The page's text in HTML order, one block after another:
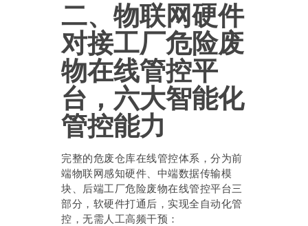
二、物联网硬件
对接工厂危险废
物在线管控平
台，六大智能化
管控能力
完整的危废仓库在线管控体系，分为前
端物联网感知硬件、中端数据传输模
块、后端工厂危险废物在线管控平台三
部分，软硬件打通后，实现全自动化管
控，无需人工高频干预：